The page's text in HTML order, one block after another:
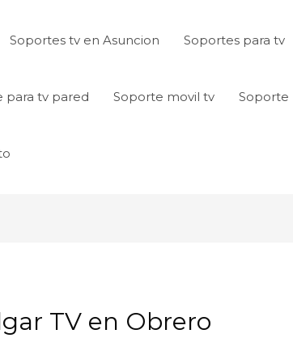
Soportes tv en Asuncion Soportes para tv
para tv pared Soporte movil tv Soporte
TV en Obrero